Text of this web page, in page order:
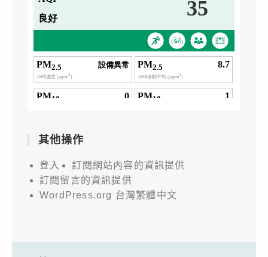
其他操作
登入
訂閱網站內容的資訊提供
訂閱留言的資訊提供
WordPress.org 台灣繁體中文